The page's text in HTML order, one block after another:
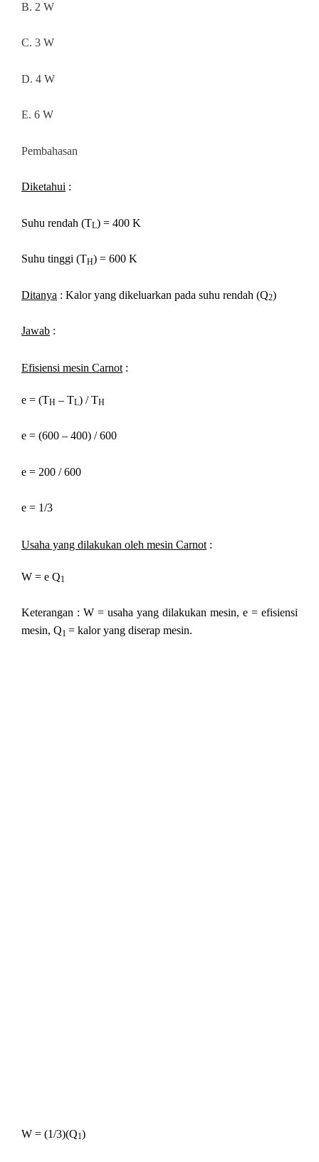
B. 2 W
C. 3 W
D. 4 W
E. 6 W
Pembahasan
Diketahui :
Suhu rendah (TL) = 400 K
Suhu tinggi (TH) = 600 K
Ditanya : Kalor yang dikeluarkan pada suhu rendah (Q2)
Jawab :
Efisiensi mesin Carnot :
e = (TH – TL) / TH
e = (600 – 400) / 600
e = 200 / 600
e = 1/3
Usaha yang dilakukan oleh mesin Carnot :
W = e Q1
Keterangan : W = usaha yang dilakukan mesin, e = efisiensi
mesin, Q1 = kalor yang diserap mesin.
W = (1/3)(Q1)